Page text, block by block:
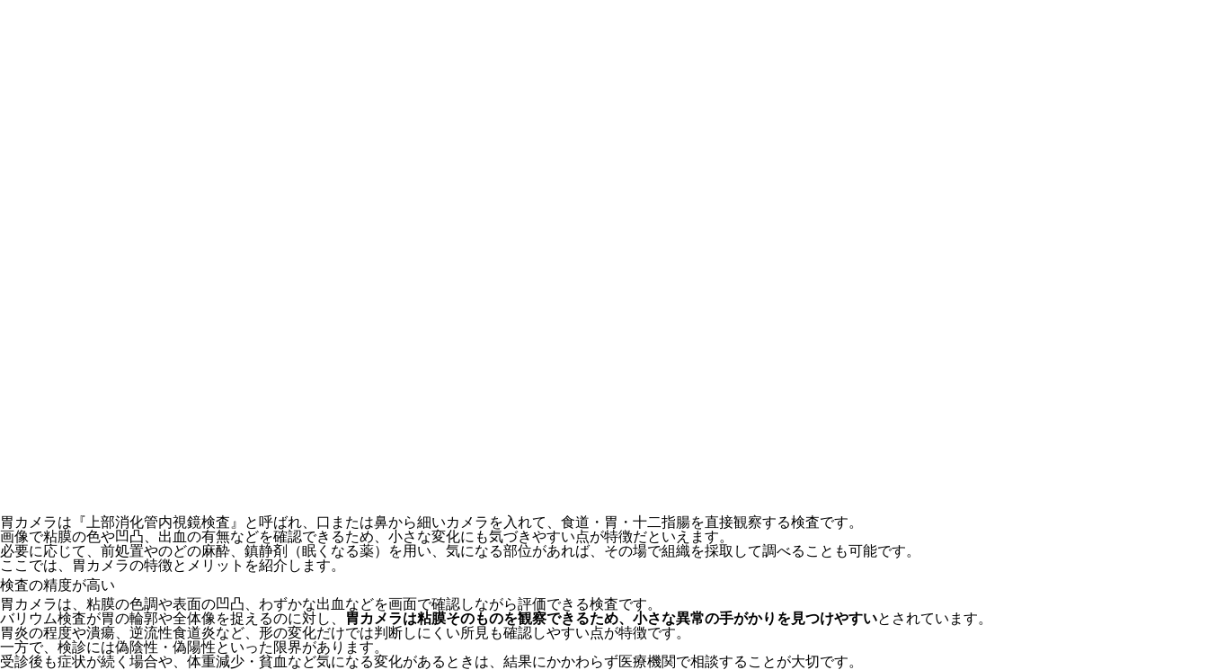
胃カメラは『上部消化管内視鏡検査』と呼ばれ、口または鼻から細いカメラを入れて、食道・胃・十二指腸を直接観察する検査です。
画像で粘膜の色や凹凸、出血の有無などを確認できるため、小さな変化にも気づきやすい点が特徴だといえます。
必要に応じて、前処置やのどの麻酔、鎮静剤（眠くなる薬）を用い、気になる部位があれば、その場で組織を採取して調べることも可能です。
ここでは、胃カメラの特徴とメリットを紹介します。
検査の精度が高い
胃カメラは、粘膜の色調や表面の凹凸、わずかな出血などを画面で確認しながら評価できる検査です。
バリウム検査が胃の輪郭や全体像を捉えるのに対し、
胃カメラは粘膜そのものを観察できるため、小さな異常の手がかりを見つけやすいとされています。
胃炎の程度や潰瘍、逆流性食道炎など、形の変化だけでは判断しにくい所見も確認しやすい点が特徴です。
一方で、検診には偽陰性・偽陽性といった限界があります。
受診後も症状が続く場合や、体重減少・貧血など気になる変化があるときは、結果にかかわらず医療機関で相談することが大切です。